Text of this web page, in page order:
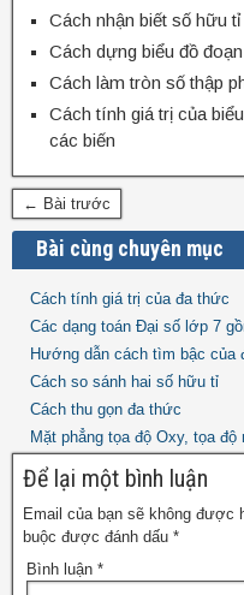
Cách nhận biết số hữu tỉ
Cách dựng biểu đồ
Cách làm tròn số thập
Cách tính giá trị của
các biến
← Bài trước
Bài cùng chuyên mục
Cách tính giá trị của đa thức
Các dạng toán Đại số lớp 7
Hướng dẫn cách tìm bậc của
Cách so sánh hai số hữu tỉ
Cách thu gọn đa thức
Mặt phẳng tọa độ Oxy, tọa
Để lại một bình luận
Email của bạn sẽ không được
buộc được đánh dấu *
Bình luận *